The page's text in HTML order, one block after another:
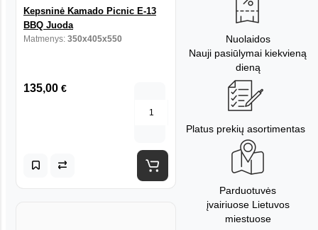
Kepsninė Kamado Picnic E-13
BBQ Juoda
Matmenys: 350x405x550
135,00 €
Nuolaidos
Nauji pasiūlymai kiekvieną
dieną
Platus prekių asortimentas
Parduotuvės
įvairiuose Lietuvos
miestuose